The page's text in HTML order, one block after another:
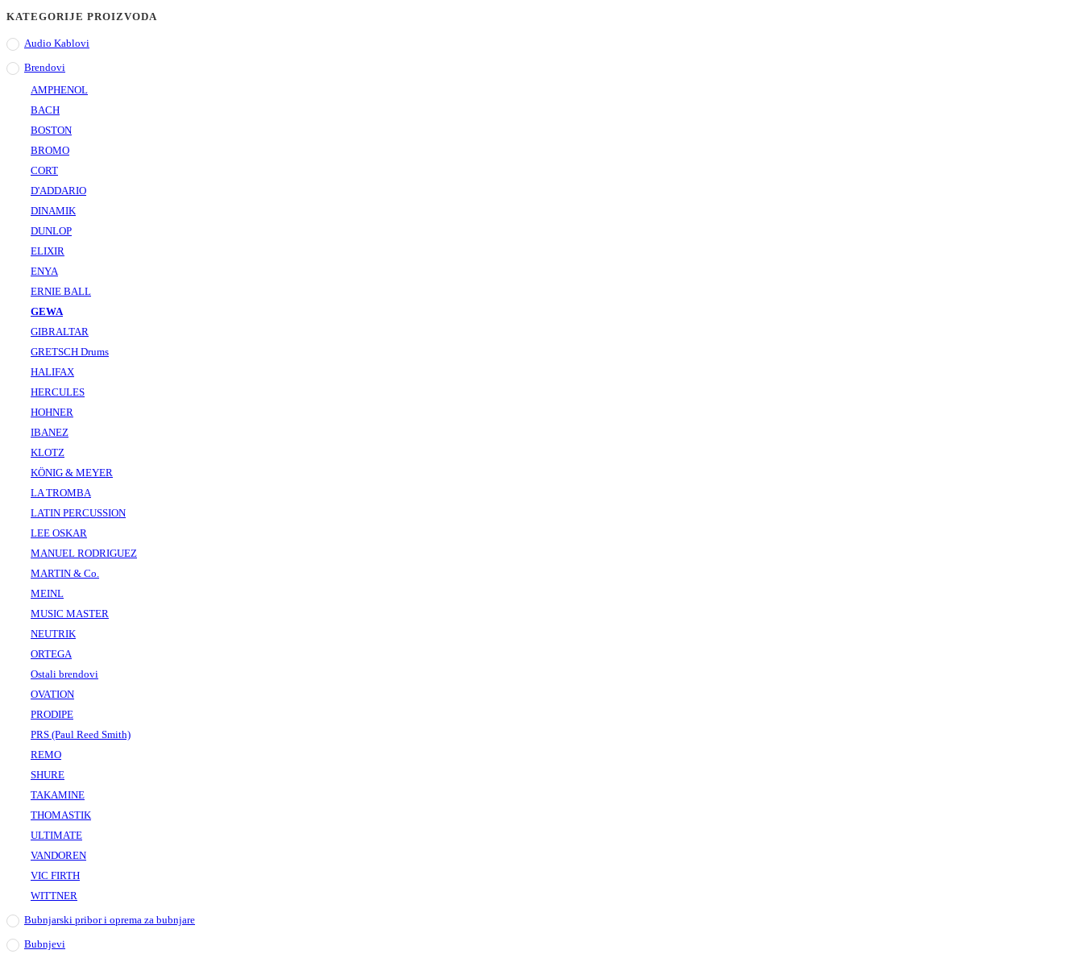
KATEGORIJE PROIZVODA
Audio Kablovi
Brendovi
AMPHENOL
BACH
BOSTON
BROMO
CORT
D'ADDARIO
DINAMIK
DUNLOP
ELIXIR
ENYA
ERNIE BALL
GEWA
GIBRALTAR
GRETSCH Drums
HALIFAX
HERCULES
HOHNER
IBANEZ
KLOTZ
KÖNIG & MEYER
LA TROMBA
LATIN PERCUSSION
LEE OSKAR
MANUEL RODRIGUEZ
MARTIN & Co.
MEINL
MUSIC MASTER
NEUTRIK
ORTEGA
Ostali brendovi
OVATION
PRODIPE
PRS (Paul Reed Smith)
REMO
SHURE
TAKAMINE
THOMASTIK
ULTIMATE
VANDOREN
VIC FIRTH
WITTNER
Bubnjarski pribor i oprema za bubnjare
Bubnjevi